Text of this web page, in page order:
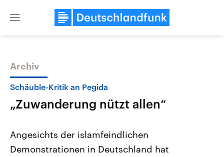
Close
Themen
Archiv
Schäuble-Kritik an Pegida
„Zuwanderung nützt allen“
Angesichts der islamfeindlichen
Demonstrationen in Deutschland hat